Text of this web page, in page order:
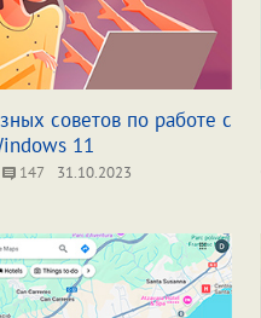
советов по работе с
11
147 31.10.2023